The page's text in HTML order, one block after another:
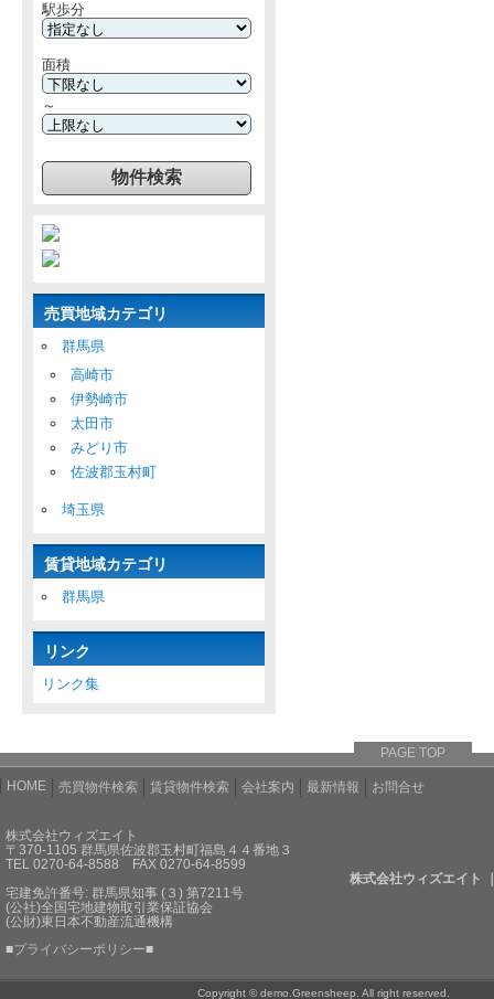
駅歩分
面積
～
売買地域カテゴリ
群馬県
高崎市
伊勢崎市
太田市
みどり市
佐波郡玉村町
埼玉県
賃貸地域カテゴリ
群馬県
リンク
リンク集
PAGE TOP
HOME 売買物件検索 賃貸物件検索 会社案内 最新情報 お問合せ
株式会社ウィズエイト
〒370-1105 群馬県佐波郡玉村町福島４４番地３
TEL 0270-64-8588 FAX 0270-64-8599
株式会社ウィズエイト
宅建免許番号: 群馬県知事 (３) 第7211号
(公社)全国宅地建物取引業保証協会
(公財)東日本不動産流通機構
■プライバシーポリシー■
Copyright © demo.Greensheep. All right reserved.